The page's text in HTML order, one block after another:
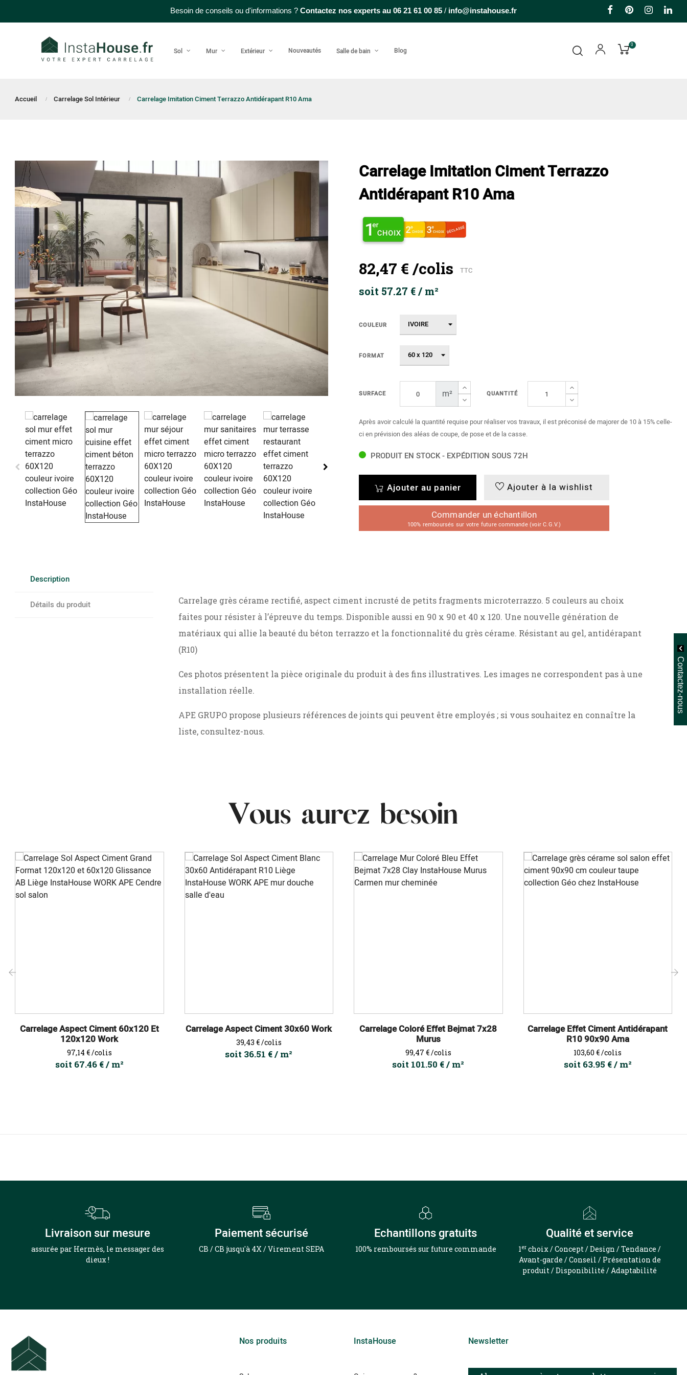
Besoin de conseils ou d'informations ? Contactez nos experts au 06 21 61 00 85 / info@instahouse.fr FacebookPinterest
Sol Mur Extérieur Nouveautés Salle de bain Blog
0
Accueil Carrelage Sol Intérieur Carrelage Imitation Ciment Terrazzo Antidérapant R10 Ama
Carrelage Imitation Ciment Terrazzo
Antidérapant R10 Ama
82,47 € /colis TTC
soit 57.27 € / m²
COULEUR
FORMAT
SURFACE m² QUANTITÉ
Après avoir calculé la quantité requise pour réaliser vos travaux, il est préconisé de majorer de 10 à 15% celle-
ci en prévision des aléas de coupe, de pose et de la casse.
PRODUIT EN STOCK - EXPÉDITION SOUS 72H
Ajouter au panier Ajouter à la wishlist
Commander un échantillon
100% remboursés sur votre future commande (voir C.G.V.)
Description
Détails du produit
Carrelage grès cérame rectifié, aspect ciment incrusté de petits fragments microterrazzo. 5 couleurs au choix
faites pour résister à l’épreuve du temps. Disponible aussi en 90 x 90 et 40 x 120. Une nouvelle génération de
matériaux qui allie la beauté du béton terrazzo et la fonctionnalité du grès cérame. Résistant au gel, antidérapant
(R10)
Ces photos présentent la pièce originale du produit à des fins illustratives. Les images ne correspondent pas à une
installation réelle.
APE GRUPO propose plusieurs références de joints qui peuvent être employés ; si vous souhaitez en connaître la
liste, consultez-nous.
Vous aurez besoin
Carrelage Aspect Ciment 60x120 Et
120x120 Work
Prix
97,14 €/colis
soit 67.46 € / m²
Carrelage Aspect Ciment 30x60 Work
Prix
39,43 €/colis
soit 36.51 € / m²
Carrelage Coloré Effet Bejmat 7x28
Murus
Prix
99,47 €/colis
soit 101.50 € / m²
Carrelage Effet Ciment Antidérapant
R10 90x90 Ama
Prix
103,60 €/colis
soit 63.95 € / m²
Livraison sur mesure
assurée par Hermès, le messager des
dieux !
Paiement sécurisé
CB / CB jusqu'à 4X / Virement SEPA
Echantillons gratuits
100% remboursés sur future commande
Qualité et service
1er choix / Concept / Design / Tendance /
Avant-garde / Conseil / Présentation de
produit / Disponibilité / Adaptabilité
Nos produits InstaHouse Newsletter
Contactez-nous